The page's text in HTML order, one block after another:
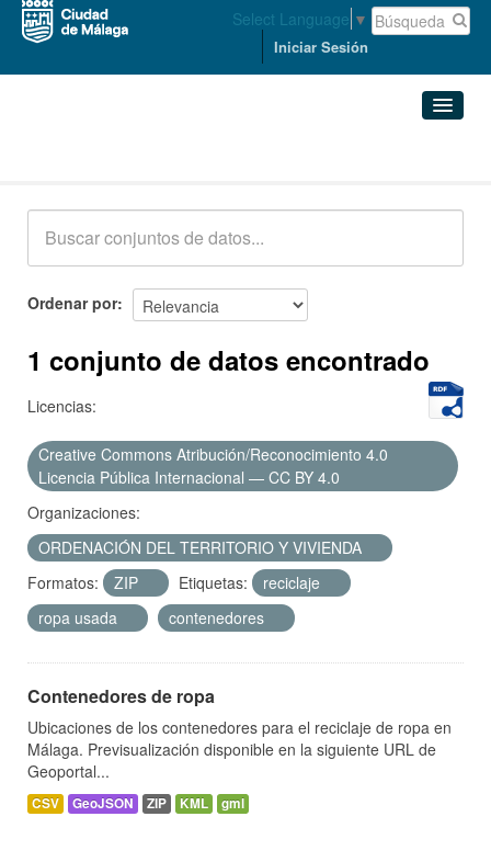
Select Language ▼
Iniciar Sesión
Acerca de
Ordenar por
1 conjunto de datos encontrado
Licencias:
Creative Commons Atribución/Reconocimiento 4.0
Licencia Pública Internacional — CC BY 4.0
Organizaciones:
ORDENACIÓN DEL TERRITORIO Y VIVIENDA
Formatos:
ZIP Etiquetas:
reciclaje
ropa usada
contenedores
Contenedores de ropa
Ubicaciones de los contenedores para el reciclaje de ropa en
Málaga. Previsualización disponible en la siguiente URL de
Geoportal...
CSV GeoJSON ZIP KML gml